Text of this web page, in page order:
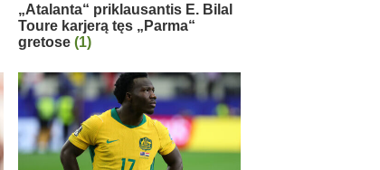
„Atalanta“ priklausantis E. Bilal
Toure karjerą tęs „Parma“
gretose (1)